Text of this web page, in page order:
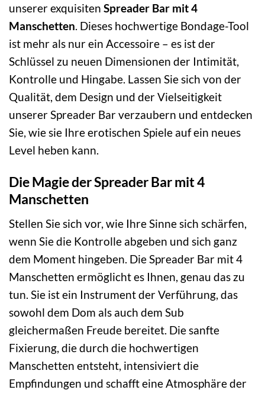
unserer exquisiten Spreader Bar mit 4
Manschetten . Dieses hochwertige Bondage-Tool
ist mehr als nur ein Accessoire – es ist der
Schlüssel zu neuen Dimensionen der Intimität,
Kontrolle und Hingabe. Lassen Sie sich von der
Qualität, dem Design und der Vielseitigkeit
unserer Spreader Bar verzaubern und entdecken
Sie, wie sie Ihre erotischen Spiele auf ein neues
Level heben kann.
Die Magie der Spreader Bar mit 4
Manschetten
Stellen Sie sich vor, wie Ihre Sinne sich schärfen,
wenn Sie die Kontrolle abgeben und sich ganz
dem Moment hingeben. Die Spreader Bar mit 4
Manschetten ermöglicht es Ihnen, genau das zu
tun. Sie ist ein Instrument der Verführung, das
sowohl dem Dom als auch dem Sub
gleichermaßen Freude bereitet. Die sanfte
Fixierung, die durch die hochwertigen
Manschetten entsteht, intensiviert die
Empfindungen und schafft eine Atmosphäre der